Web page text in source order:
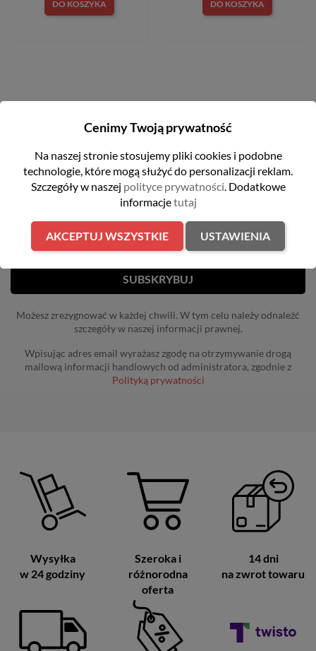
DO KOSZYKA DO KOSZYKA
NEWSLETTER
Otrzymuj informację o nowościach i wyprzedażach
Możesz zrezygnować w każdej chwili. W tym celu należy odnaleźć
szczegóły w naszej informacji prawnej.
Wpisując adres email wyrażasz zgodę na otrzymywanie drogą
mailową informacji handlowych od administratora, zgodnie z
Polityką prywatności
Wysyłka
w 24 godziny
Szeroka i
różnorodna
oferta
14 dni
na zwrot towaru
Cenimy Twoją prywatność
Na naszej stronie stosujemy pliki cookies i podobne
technologie, które mogą służyć do personalizacji reklam.
Szczegóły w naszej polityce prywatności . Dodatkowe
informacjetutaj
AKCEPTUJ WSZYSTKIE USTAWIENIA